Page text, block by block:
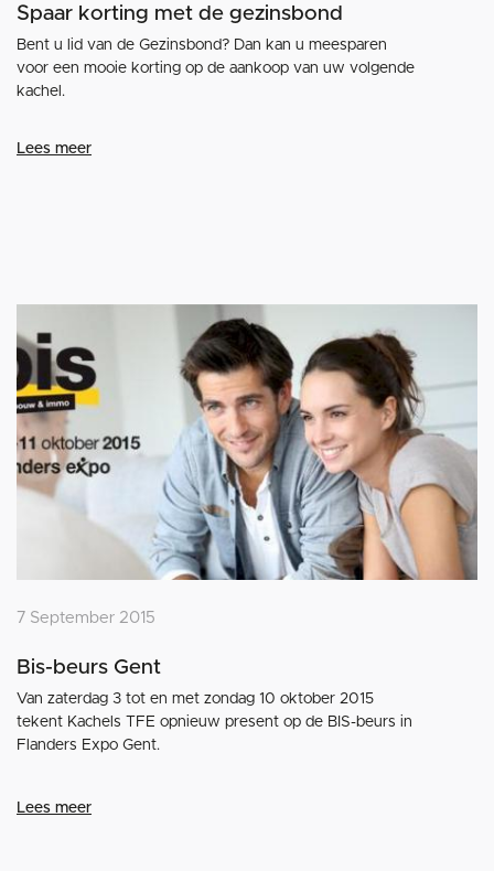
Spaar korting met de gezinsbond
Bent u lid van de Gezinsbond? Dan kan u meesparen
voor een mooie korting op de aankoop van uw volgende
kachel.
Lees meer
7 September 2015
Bis-beurs Gent
Van zaterdag 3 tot en met zondag 10 oktober 2015
tekent Kachels TFE opnieuw present op de BIS-beurs in
Flanders Expo Gent.
Lees meer